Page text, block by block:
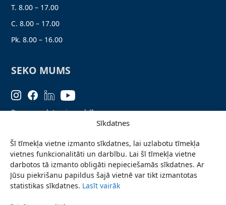
Sīkdatnes
Šī tīmekļa vietne izmanto sīkdatnes, lai uzlabotu tīmekļa
vietnes funkcionalitāti un darbību. Lai šī tīmekļa vietne
darbotos tā izmanto obligāti nepieciešamās sīkdatnes. Ar
Jūsu piekrišanu papildus šajā vietnē var tikt izmantotas
statistikas sīkdatnes. Lasīt vairāk
T. 8.00 – 17.00
C. 8.00 – 17.00
Pk. 8.00 – 16.00
SEKO MUMS
Personas datu aizsardzība
Ziņo par problēmu
Pieteikties jaunumiem
Piekļūstamības paziņojums